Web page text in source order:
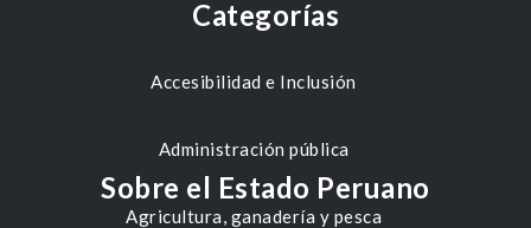
Categorías
Accesibilidad e Inclusión
Administración pública
Agricultura, ganadería y pesca
Sobre el Estado Peruano